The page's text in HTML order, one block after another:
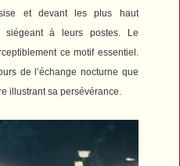
et devant les plus haut
siégeant à leurs postes. Le
ce motif essentiel.
de l’échange nocturne que
illustrant sa persévérance.